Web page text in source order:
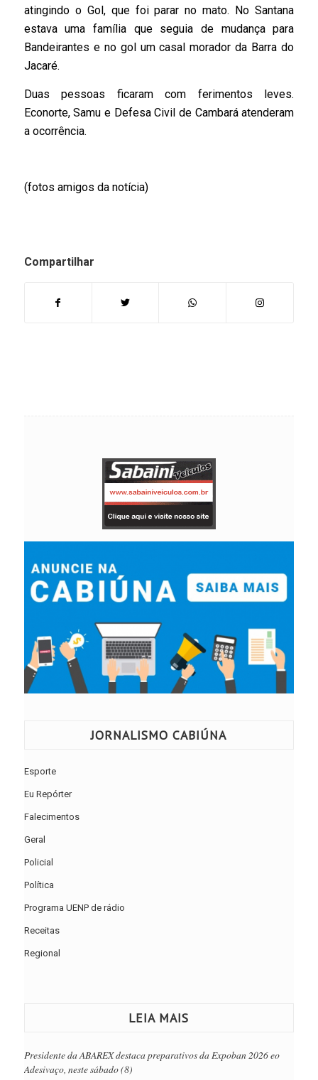
atingindo o Gol, que foi parar no mato. No Santana
estava uma família que seguia de mudança para
Bandeirantes e no gol um casal morador da Barra do
Jacaré.
Duas pessoas ficaram com ferimentos leves.
Econorte, Samu e Defesa Civil de Cambará atenderam
a ocorrência.
(fotos amigos da notícia)
Compartilhar
JORNALISMO CABIÚNA
Esporte
Eu Repórter
Falecimentos
Geral
Policial
Política
Programa UENP de rádio
Receitas
Regional
LEIA MAIS
Presidente da ABAREX destaca preparativos da Expoban 2026 eo
Adesivaço, neste sábado (8)